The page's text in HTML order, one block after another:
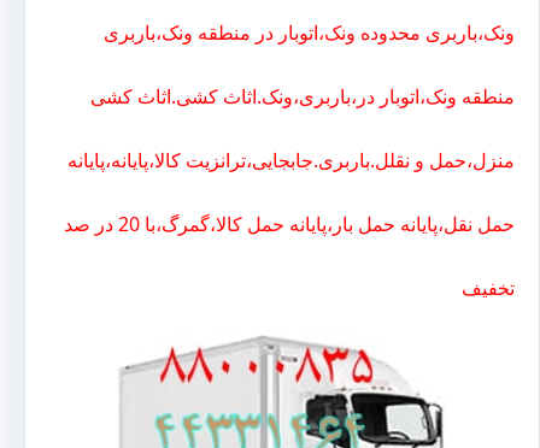
ونک،باربری محدوده ونک،اتوبار در منطقه ونک،باربری
منطقه ونک،اتوبار در،باربری،ونک.اثاث کشی.اثاث کشی
منزل،حمل و نقلل.باربری.جابجایی،ترانزیت کالا،پایانه،پایانه
حمل نقل،پایانه حمل بار،پایانه حمل کالا،گمرگ،با 20 در صد
تخفیف